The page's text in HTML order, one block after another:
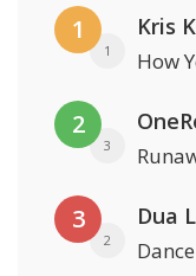
1
1 How
2
3
3
2
Dua